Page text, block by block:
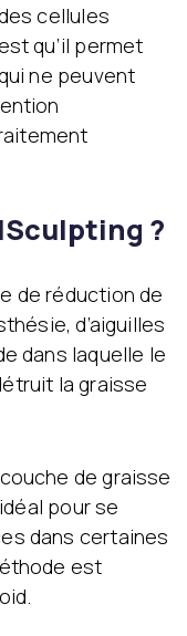
cellules
qu’il permet
ne peuvent
?
de réduction de
d’aiguilles
dans laquelle le
la graisse
de graisse
pour se
dans certaines
est